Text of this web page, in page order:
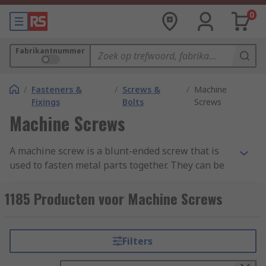
0
Fabrikantnummer
/ Fasteners &
Fixings
/ Screws &
Bolts
/ Machine
Screws
Machine Screws
A machine screw is a blunt-ended screw that is
used to fasten metal parts together. They can be
wide range of head types. Most machine screws
are fully threaded, which means the thread runs
the head to the very end. You can learn more in
our completeguide to machine screws.
1185 Producten voor Machine Screws
Filters